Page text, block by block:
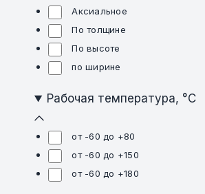
Аксиальное
По толщине
По высоте
по ширине
Рабочая температура, °C
от -60 до +80
от -60 до +150
от -60 до +180